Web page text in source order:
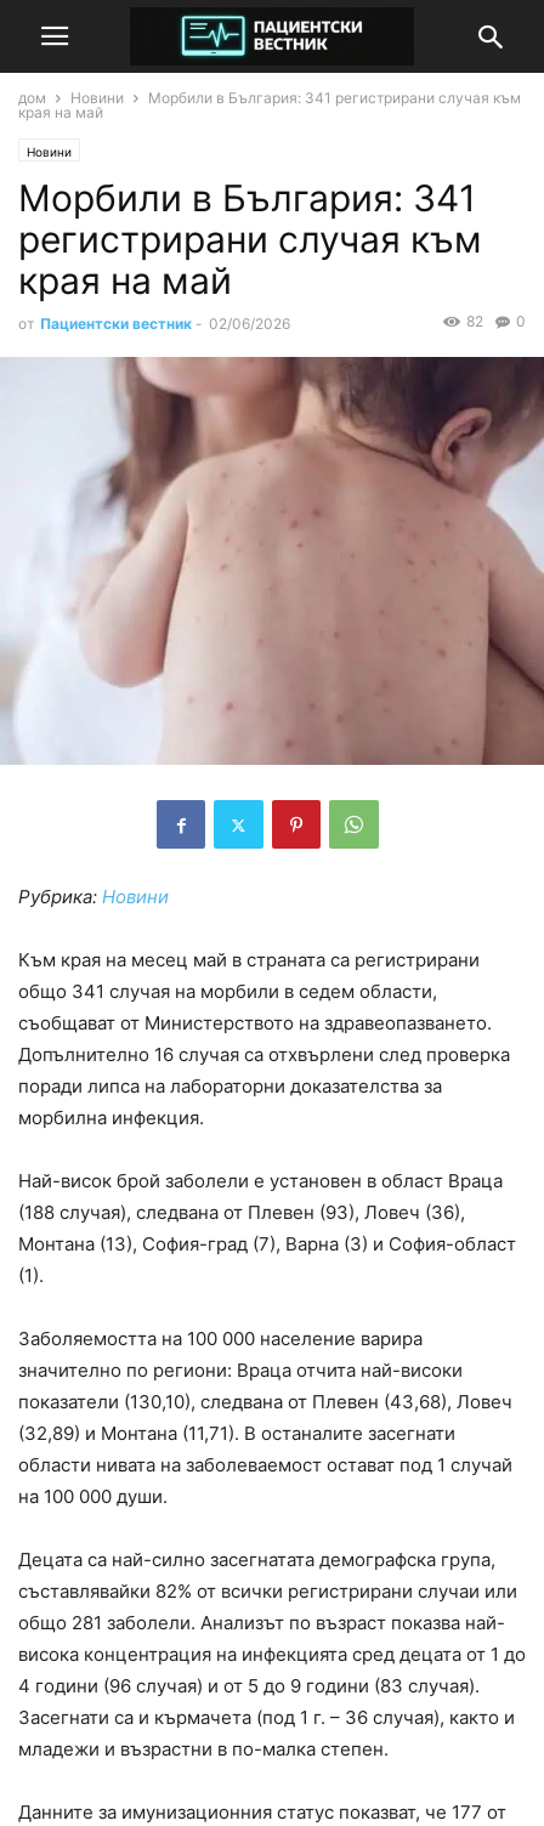
дом Новини
Морбили в България: 341 регистрирани случая към
края на май
Новини
Морбили в България: 341
регистрирани случая към
края на май
от Пациентски вестник - 02/06/2026 0
82
Рубрика: Новини
Към края на месец май в страната са регистрирани
общо 341 случая на морбили в седем области,
съобщават от Министерството на здравеопазването.
Допълнително 16 случая са отхвърлени след проверка
поради липса на лабораторни доказателства за
морбилна инфекция.
Най-висок брой заболели е установен в област Враца
(188 случая), следвана от Плевен (93), Ловеч (36),
Монтана (13), София-град (7), Варна (3) и София-област
(1).
Заболяемостта на 100 000 население варира
значително по региони: Враца отчита най-високи
показатели (130,10), следвана от Плевен (43,68), Ловеч
(32,89) и Монтана (11,71). В останалите засегнати
области нивата на заболеваемост остават под 1 случай
на 100 000 души.
Децата са най-силно засегнатата демографска група,
съставлявайки 82% от всички регистрирани случаи или
общо 281 заболели. Анализът по възраст показва най-
висока концентрация на инфекцията сред децата от 1 до
4 години (96 случая) и от 5 до 9 години (83 случая).
Засегнати са и кърмачета (под 1 г. – 36 случая), както и
младежи и възрастни в по-малка степен.
Данните за имунизационния статус показват, че 177 от